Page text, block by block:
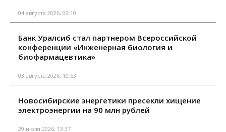
04 августа 2026, 09:10
Банк Уралсиб стал партнером Всероссийской
конференции «Инженерная биология и
биофармацевтика»
03 августа 2026, 10:53
Новосибирские энергетики пресекли хищение
электроэнергии на 90 млн рублей
29 июля 2026, 13:37